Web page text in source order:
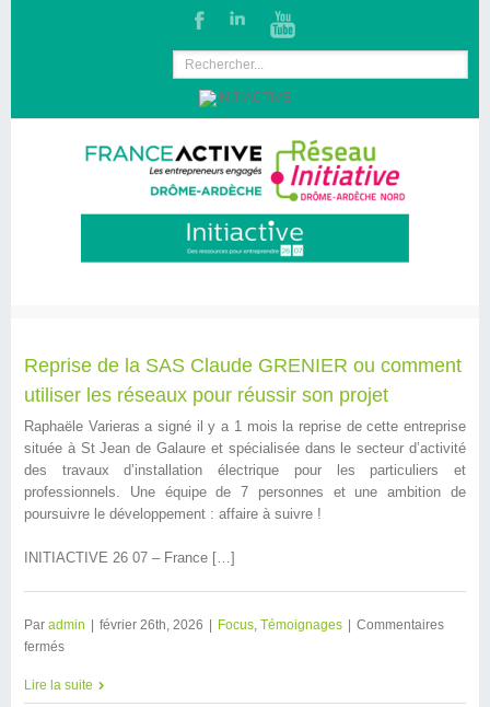
Reprise de la SAS Claude GRENIER ou comment
utiliser les réseaux pour réussir son projet
Raphaële Varieras a signé il y a 1 mois la reprise de cette entreprise
située à St Jean de Galaure et spécialisée dans le secteur d’activité
des travaux d’installation électrique pour les particuliers et
professionnels. Une équipe de 7 personnes et une ambition de
poursuivre le développement : affaire à suivre !
INITIACTIVE 26 07 – France […]
Par admin février 26th, 2026 Focus, Témoignages
Commentaires
fermés
Lire la suite